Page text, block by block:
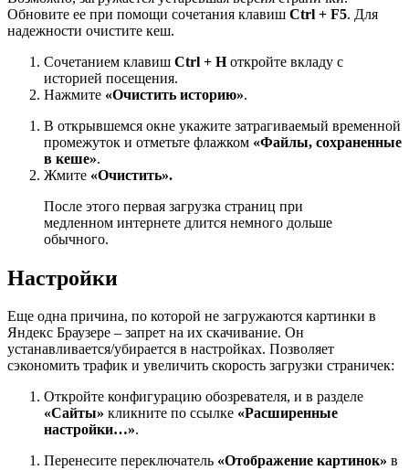
Обновите ее при помощи сочетания клавиш Ctrl + F5. Для
надежности очистите кеш.
Сочетанием клавиш Ctrl + Hоткройте вкладу с
историей посещения.
Нажмите «Очистить историю».
В открывшемся окне укажите затрагиваемый временной
промежуток и отметьте флажком «Файлы, сохраненные
в кеше».
Жмите «Очистить».
После этого первая загрузка страниц при
медленном интернете длится немного дольше
обычного.
Настройки
Еще одна причина, по которой не загружаются картинки в
Яндекс Браузере – запрет на их скачивание. Он
устанавливается/убирается в настройках. Позволяет
сэкономить трафик и увеличить скорость загрузки страничек:
Откройте конфигурацию обозревателя, и в разделе
«Сайты» кликните по ссылке «Расширенные
настройки…».
Перенесите переключатель «Отображение картинок» в